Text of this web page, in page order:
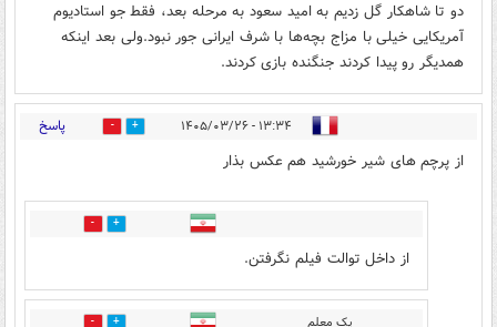
دو تا شاهکار گل زدیم به امید سعود به مرحله بعد، فقط جو استادیوم
آمریکایی خیلی با مزاج بچه‌ها با شرف ایرانی جور نبود.ولی بعد اینکه
همدیگر رو پیدا کردند جنگنده بازی کردند.
۱۳:۳۴ - ۱۴۰۵/۰۳/۲۶ 4 پاسخ
از پرچم های شیر خورشید هم عکس بذار
0
از داخل توالت فیلم نگرفتن.
یک معلم 0